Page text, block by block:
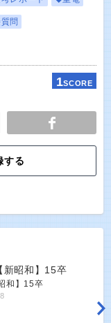
問
1SCORE
する
和】15卒